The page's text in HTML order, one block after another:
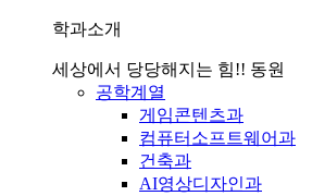
학과소개
세상에서 당당해지는 힘!! 동원
공학계열
게임콘텐츠과
컴퓨터소프트웨어과
건축과
AI영상디자인과